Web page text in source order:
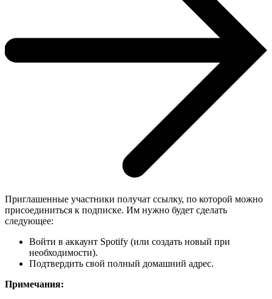
Приглашенные участники получат ссылку, по которой можно
присоединиться к подписке. Им нужно будет сделать
следующее:
Войти в аккаунт Spotify (или создать новый при
необходимости).
Подтвердить свой полный домашний адрес.
Примечания: